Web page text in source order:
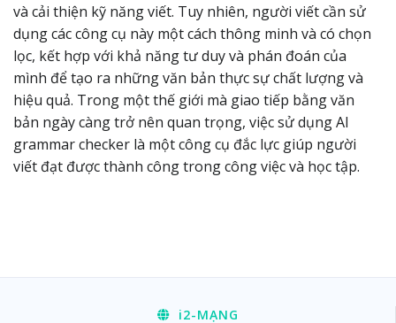
và cải thiện kỹ năng viết. Tuy nhiên, người viết cần sử
dụng các công cụ này một cách thông minh và có chọn
lọc, kết hợp với khả năng tư duy và phán đoán của
mình để tạo ra những văn bản thực sự chất lượng và
hiệu quả. Trong một thế giới mà giao tiếp bằng văn
bản ngày càng trở nên quan trọng, việc sử dụng AI
grammar checker là một công cụ đắc lực giúp người
viết đạt được thành công trong công việc và học tập.
i2-MẠNG